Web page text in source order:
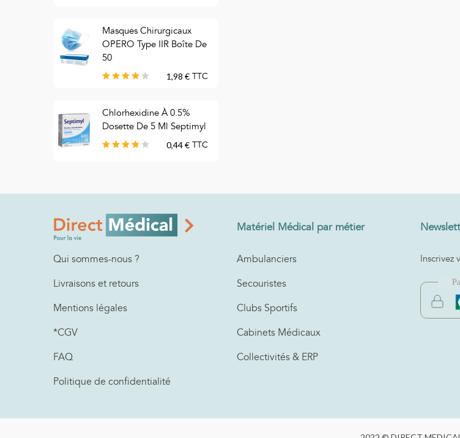
Masques Chirurgicaux
OPERO Type IIR Boîte De
50
1,98 € TTC
Chlorhexidine À 0.5%
Dosette De 5 Ml Septimyl
0,44 € TTC
Qui sommes-nous ?
Livraisons et retours
Mentions légales
*CGV
FAQ
Politique de confidentialité
Matériel Médical par métier
Ambulanciers
Secouristes
Clubs Sportifs
Cabinets Médicaux
Collectivités & ERP
Inscrivez